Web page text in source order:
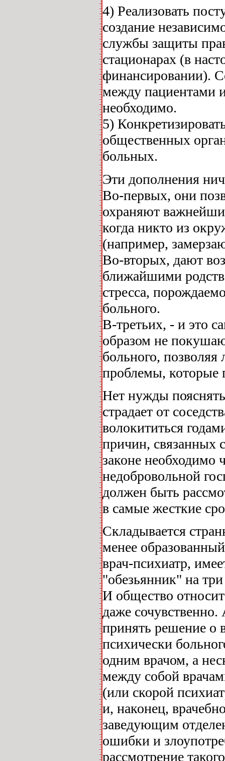
4) Реализовать
создание
службы защиты
стационарах (в
финансировании).
между пациентами
необходимо.
5)
общественных
больных.
Эти дополнения
Во-первых, они
охраняют
когда никто из
(например,
Во-вторых, дают
ближайшими
стресса,
больного.
В-третьих, - и это
образом не
больного,
проблемы, которые
Нет нужды
страдает от
волокититься
причин, связанных
законе необходимо
недобровольной
должен быть
в самые жесткие
Складывается
менее
врач-психиатр,
"обезьянник" на
И общество
даже
принять решение о
психически
одним врачом, а
между собой
(или скорой
и, наконец,
заведующим
ошибки и
рассмотрение